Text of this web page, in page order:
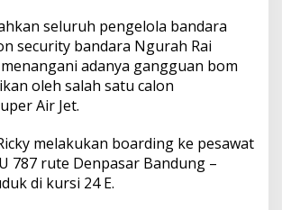
B
n
d
a
r
seluruh pengelola bandara
security bandara Ngurah Rai
adanya gangguan bom
oleh salah satu calon
Air Jet.
melakukan boarding ke pesawat
787 rute Denpasar Bandung –
di kursi 24 E.